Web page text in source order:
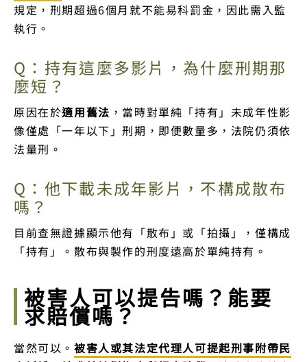
規定，刑期超過6個月就不能易科罰金，因此需入監
執行。
Q：持有這麼多影片，為什麼刑期那
麼短？
原因在於適用舊法 ，當時對單純「持有」未成年性影
像僅處「一年以下」刑期，即便數量多，法院仍須依
法量刑。
Q：他下載未成年影片，不構成散布
嗎？
目前查無證據顯示他有「散布」或「拍攝」，僅構成
「持有」。散布與製作的刑度遠高於單純持有。
被害人可以提告嗎？能要
求賠償嗎？
當然可以。 被害人或其法定代理人可提起刑事附帶民